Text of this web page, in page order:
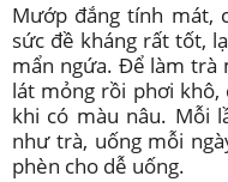
Mướp đắng tính mát,
sức đề kháng rất tốt,
mẩn ngứa. Để làm trà
lát mỏng rồi phơi khô,
khi có màu nâu. Mỗi
như trà, uống mỗi
phèn cho dễ uống.